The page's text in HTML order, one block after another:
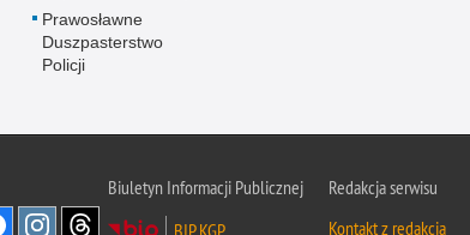
Prawosławne
Duszpasterstwo
Policji
Biuletyn Informacji Publicznej
BIP KGP
Redakcja serwisu
Kontakt z redakcją